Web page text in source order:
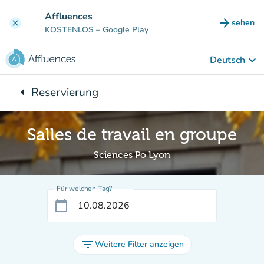
clear Affluences
KOSTENLOS – Google Play arrow_forward sehen
(new
Deutsch keyboard_arrow_down
arrow_leftZurück zu:
Reservierung
Salles de travail en groupe
Sciences Po Lyon
Für welchen Tag?
calendar_today
filter_listWeitere Filter anzeigen